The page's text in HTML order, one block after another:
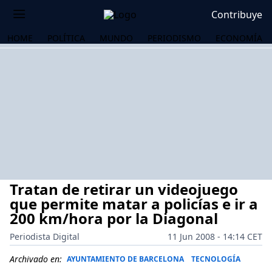
Contribuye
HOME POLÍTICA MUNDO PERIODISMO ECONOMÍA
Tratan de retirar un videojuego
que permite matar a policías e ir a
200 km/hora por la Diagonal
Periodista Digital
11 Jun 2008 - 14:14 CET
Archivado en: AYUNTAMIENTO DE BARCELONA TECNOLOGÍA